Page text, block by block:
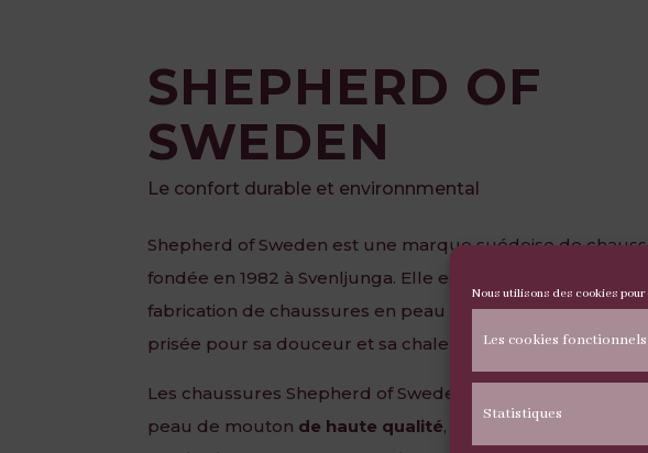
Nous utilisons des cookies
Les cookies fonctionnels
Statistiques
SHEPHERD OF
SWEDEN
Le confort durable et environnmental
Shepherd of Sweden est une marque suédoise de
fondée en 1982 à Svenljunga. Elle est spécialisée dans la
fabrication de chaussures en peau de mouton, une
prisée pour sa douceur et sa chaleur.
Les chaussures Shepherd of Sweden sont fabriquées à
peau de mouton de haute qualité, avec une
attention